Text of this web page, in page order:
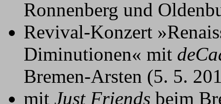
Ronnenberg und
Revival-Konzert
Diminutionen« mit
Bremen-Arsten (5. 5.
mit Just Friends beim